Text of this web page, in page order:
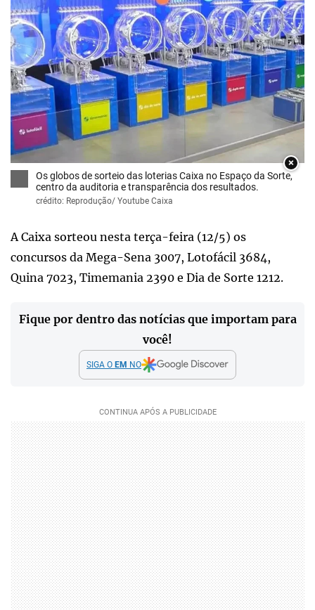
×
Os globos de sorteio das loterias Caixa no Espaço da Sorte,
centro da auditoria e transparência dos resultados.
crédito: Reprodução/ Youtube Caixa
A Caixa sorteou nesta terça-feira (12/5) os
concursos da Mega-Sena 3007, Lotofácil 3684,
Quina 7023, Timemania 2390 e Dia de Sorte 1212.
Fique por dentro das notícias que importam para
você!
SIGA O EM NO